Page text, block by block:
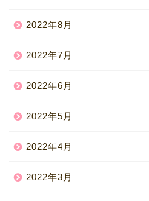
2022年8月
2022年7月
2022年6月
2022年5月
2022年4月
2022年3月